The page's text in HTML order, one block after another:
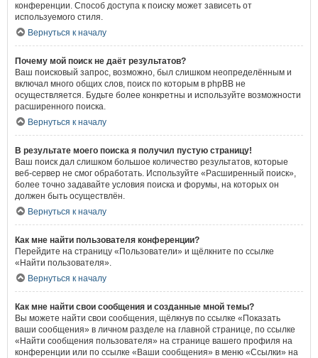
конференции. Способ доступа к поиску может зависеть от
используемого стиля.
Вернуться к началу
Почему мой поиск не даёт результатов?
Ваш поисковый запрос, возможно, был слишком неопределённым и
включал много общих слов, поиск по которым в phpBB не
осуществляется. Будьте более конкретны и используйте возможности
расширенного поиска.
Вернуться к началу
В результате моего поиска я получил пустую страницу!
Ваш поиск дал слишком большое количество результатов, которые
веб-сервер не смог обработать. Используйте «Расширенный поиск»,
более точно задавайте условия поиска и форумы, на которых он
должен быть осуществлён.
Вернуться к началу
Как мне найти пользователя конференции?
Перейдите на страницу «Пользователи» и щёлкните по ссылке
«Найти пользователя».
Вернуться к началу
Как мне найти свои сообщения и созданные мной темы?
Вы можете найти свои сообщения, щёлкнув по ссылке «Показать
ваши сообщения» в личном разделе на главной странице, по ссылке
«Найти сообщения пользователя» на странице вашего профиля на
конференции или по ссылке «Ваши сообщения» в меню «Ссылки» на